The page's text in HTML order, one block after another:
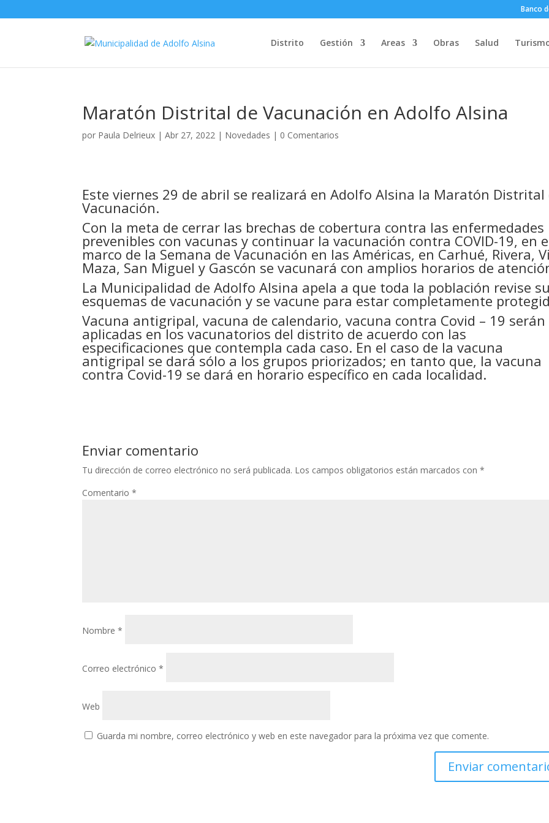
Banco
Distrito Gestión Areas Obras Salud
Maratón Distrital de Vacunación en Adolfo Alsina
por Paula Delrieux |Abr 27, 2022 | Novedades | 0 Comentarios
Este viernes 29 de abril se realizará en Adolfo Alsina la Maratón Distrital
Vacunación.
Con la meta de cerrar las brechas de cobertura contra las enfermedades
prevenibles con vacunas y continuar la vacunación contra COVID-19, en
marco de la Semana de Vacunación en las Américas, en Carhué, Rivera,
Maza, San Miguel y Gascón se vacunará con amplios horarios de
La Municipalidad de Adolfo Alsina apela a que toda la población revise
esquemas de vacunación y se vacune para estar completamente
Vacuna antigripal, vacuna de calendario, vacuna contra Covid – 19 serán
aplicadas en los vacunatorios del distrito de acuerdo con las
especificaciones que contempla cada caso. En el caso de la vacuna
antigripal se dará sólo a los grupos priorizados; en tanto que, la vacuna
contra Covid-19 se dará en horario específico en cada localidad.
Enviar comentario
Tu dirección de correo electrónico no será publicada. Los campos obligatorios están marcados con*
Comentario*
Nombre*
Correo electrónico*
Web
Guarda mi nombre, correo electrónico y web en este navegador para la próxima vez que comente.